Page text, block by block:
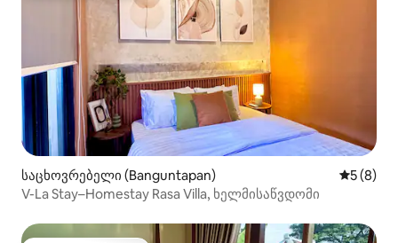
საცხოვრებელი (Banguntapan) საშუალო
5 (8)
V-La Stay–Homestay Rasa Villa, ხელმისაწვდომი